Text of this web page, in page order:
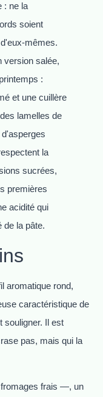
: ne la
soient
mêmes.
version salée,
:
et une cuillère
lamelles de
la
sucrées,
premières
acidité qui
de la pâte.
aromatique rond,
caractéristique de
souligner. Il est
pas, mais qui la
frais —, un